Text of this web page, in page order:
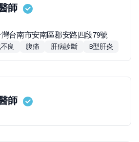
師
灣台南市安南區郡安路四段79號
良 腹痛 肝病診斷 B型肝炎
師